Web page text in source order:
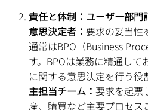
責任と体制：ユーザー部門
意思決定者： 要求の妥当性
通常はBPO（Business
す。BPOは業務に精通して
に関する意思決定を行う役
主担当チーム： 要求を起票
産、購買など主要プロセス